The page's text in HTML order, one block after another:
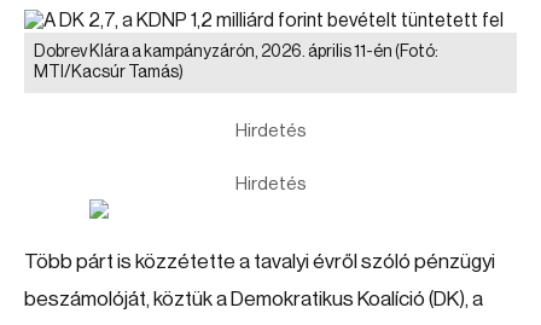
Dobrev Klára a kampányzárón, 2026. április 11-én (Fotó:
MTI/Kacsúr Tamás)
Hirdetés
Hirdetés
Több párt is közzétette a tavalyi évről szóló pénzügyi
beszámolóját, köztük a Demokratikus Koalíció (DK), a